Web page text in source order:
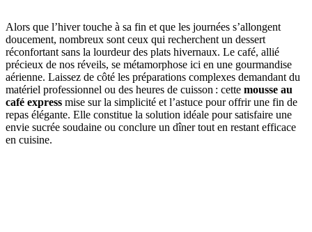
Alors que l’hiver touche à sa fin et que les journées s’allongent
doucement, nombreux sont ceux qui recherchent un dessert
réconfortant sans la lourdeur des plats hivernaux. Le café, allié
précieux de nos réveils, se métamorphose ici en une gourmandise
aérienne. Laissez de côté les préparations complexes demandant du
matériel professionnel ou des heures de cuisson : cette mousse au
café express mise sur la simplicité et l’astuce pour offrir une fin de
repas élégante. Elle constitue la solution idéale pour satisfaire une
envie sucrée soudaine ou conclure un dîner tout en restant efficace
en cuisine.